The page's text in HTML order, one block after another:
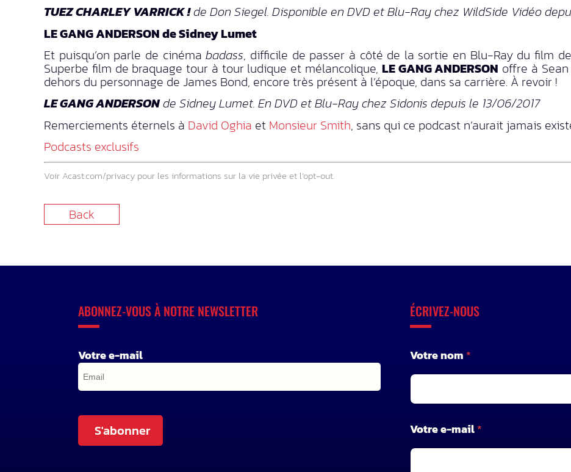
TUEZ CHARLEY VARRICK !de Don Siegel. Disponible en DVD et Blu-Ray chez WildSide Vidéo
LE GANG ANDERSON de Sidney Lumet
Et puisqu’on parle de cinémabadass, difficile de passer à côté de la sortie en Blu-Ray du film
Superbe film de braquage tour à tour ludique et mélancolique, LE GANG ANDERSON offre à
dehors du personnage de James Bond, encore très présent à l’époque, dans sa carrière. À revoir !
LE GANG ANDERSONde Sidney Lumet. En DVD et Blu-Ray chez Sidonis depuis le 13/06/2017
Remerciements éternels à David Oghia et Monsieur Smith, sans qui ce podcast n’aurait jamais
Podcasts exclusifs
Voir Acast.com/privacy pour les informations sur la vie privée et l’opt-out.
Back
ABONNEZ-VOUS À NOTRE NEWSLETTER
Votre e-mail
S'abonner
ÉCRIVEZ-NOUS
Votre nom *
o
t
r
Votre e-mail*